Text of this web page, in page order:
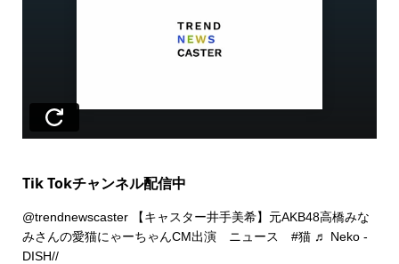
Tik Tokチャンネル配信中
@trendnewscaster【キャスター井手美希】元AKB48高橋みな
みさんの愛猫にゃーちゃんCM出演 ニュース #猫 ♬ Neko -
DISH//